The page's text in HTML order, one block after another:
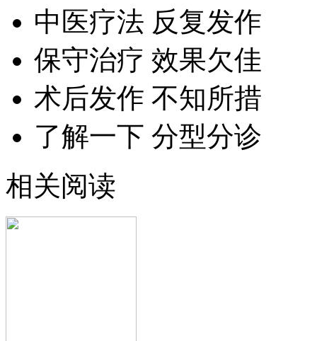
中医疗法 反复发作
保守治疗 效果欠佳
术后发作 不知所措
了解一下 分型分诊
相关阅读